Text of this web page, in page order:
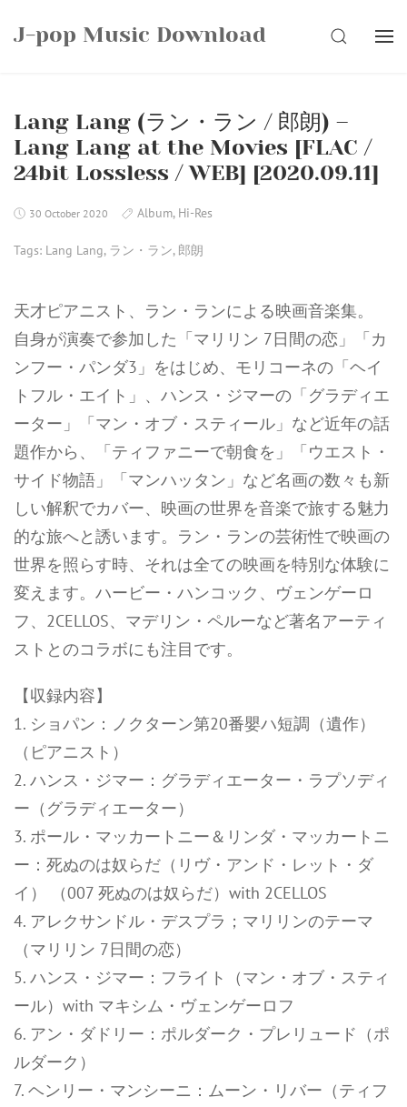
J-pop Music Download SEARCH
Lang Lang (ラン・ラン / 郎朗) –
Lang Lang at the Movies [FLAC /
24bit Lossless / WEB] [2020.09.11]
30 October 2020 Album, Hi-Res
Tags: Lang Lang, ラン・ラン, 郎朗
天才ピアニスト、ラン・ランによる映画音楽集。
自身が演奏で参加した「マリリン 7日間の恋」「カ
ンフー・パンダ3」をはじめ、モリコーネの「ヘイ
トフル・エイト」、ハンス・ジマーの「グラディエ
ーター」「マン・オブ・スティール」など近年の話
題作から、「ティファニーで朝食を」「ウエスト・
サイド物語」「マンハッタン」など名画の数々も新
しい解釈でカバー、映画の世界を音楽で旅する魅力
的な旅へと誘います。ラン・ランの芸術性で映画の
世界を照らす時、それは全ての映画を特別な体験に
変えます。ハービー・ハンコック、ヴェンゲーロ
フ、2CELLOS、マデリン・ペルーなど著名アーティ
ストとのコラボにも注目です。
【収録内容】
1. ショパン：ノクターン第20番嬰ハ短調（遺作）
（ピアニスト）
2. ハンス・ジマー：グラディエーター・ラプソディ
ー（グラディエーター）
3. ポール・マッカートニー＆リンダ・マッカートニ
ー：死ぬのは奴らだ（リヴ・アンド・レット・ダ
イ） （007 死ぬのは奴らだ）with 2CELLOS
4. アレクサンドル・デスプラ；マリリンのテーマ
（マリリン 7日間の恋）
5. ハンス・ジマー：フライト（マン・オブ・スティ
ール）with マキシム・ヴェンゲーロフ
6. アン・ダドリー：ポルダーク・プレリュード（ポ
ルダーク）
7. ヘンリー・マンシーニ：ムーン・リバー（ティフ